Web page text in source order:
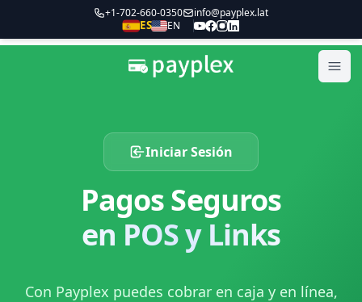
+1-702-660-0350 info@payplex.lat
ES EN
Payplex
Iniciar Sesión
Pagos Seguros
en POS y Links
Con Payplex puedes cobrar en caja y en línea,